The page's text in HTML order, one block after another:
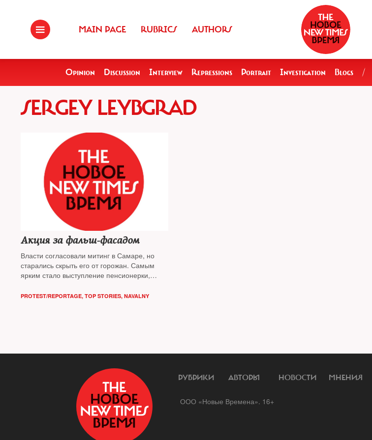
MAIN PAGE RUBRICS AUTHORS
Opinion Discussion Interview Repressions Portrait Investigation Blogs /
SERGEY LEYBGRAD
Акция за фальш-фасадом
Власти согласовали митинг в Самаре, но
старались скрыть его от горожан. Самым
ярким стало выступление пенсионерки,
PROTEST/REPORTAGE, TOP STORIES, NAVALNY
РУБРИКИ АВТОРЫ НОВОСТИ МНЕНИЯ
ООО «Новые Времена». 16+